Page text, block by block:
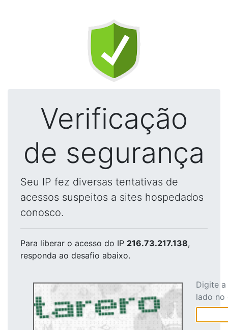
Verificação
de segurança
Seu IP fez diversas tentativas de
acessos suspeitos a sites hospedados
conosco.
Para liberar o acesso do IP 216.73.217.138,
responda ao desafio abaixo.
Digite
lado no